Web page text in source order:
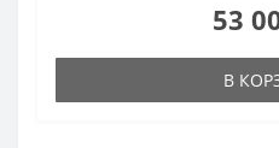
53
В